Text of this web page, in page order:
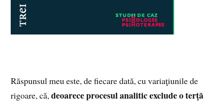
Răspunsul meu este, de fiecare dată, cu variaţiunile de
rigoare, că,deoarece procesul analitic exclude o terţă